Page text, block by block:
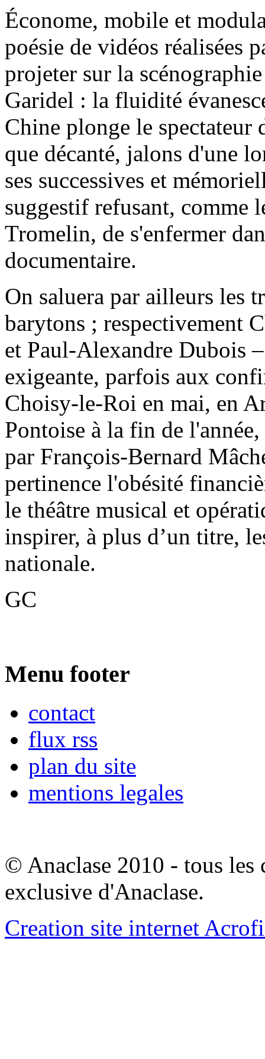
Économe, mobile et
poésie de vidéos réalisées
projeter sur la
Garidel : la fluidité
Chine plonge le spectateur
que décanté, jalons d'une
ses successives et
suggestif refusant, comme
Tromelin, de s'enfermer
documentaire.
On saluera par ailleurs les
barytons ; respectivement
et Paul-Alexandre Dubois
exigeante, parfois aux
Choisy-le-Roi en mai, en
Pontoise à la fin de
par François-Bernard
pertinence l'obésité
le théâtre musical et
inspirer, à plus d’un titre,
nationale.
GC
Menu footer
contact
flux rss
plan du site
mentions legales
© Anaclase 2010 - tous les
exclusive d'Anaclase.
Creation site internet